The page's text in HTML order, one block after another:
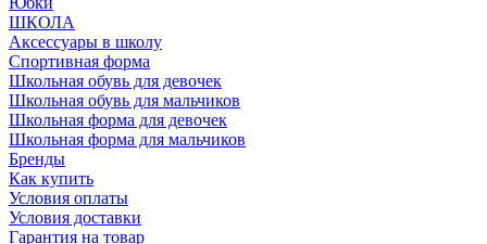
ШКОЛА
Аксессуары в школу
Спортивная форма
Школьная обувь для девочек
Школьная обувь для мальчиков
Школьная форма для девочек
Школьная форма для мальчиков
Бренды
Как купить
Условия оплаты
Условия доставки
Гарантия на товар